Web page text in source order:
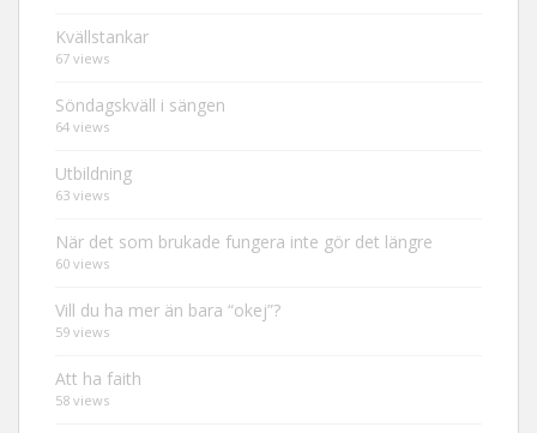
Kvällstankar
67 views
Söndagskväll i sängen
64 views
Utbildning
63 views
När det som brukade fungera inte gör det längre
60 views
Vill du ha mer än bara “okej”?
59 views
Att ha faith
58 views